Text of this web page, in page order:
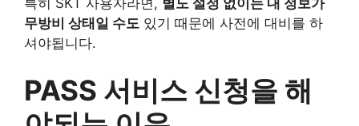
무방비 상태일 수도 있기 때문에 사전에 대비를 하
셔야됩니다.
PASS 서비스 신청을 해